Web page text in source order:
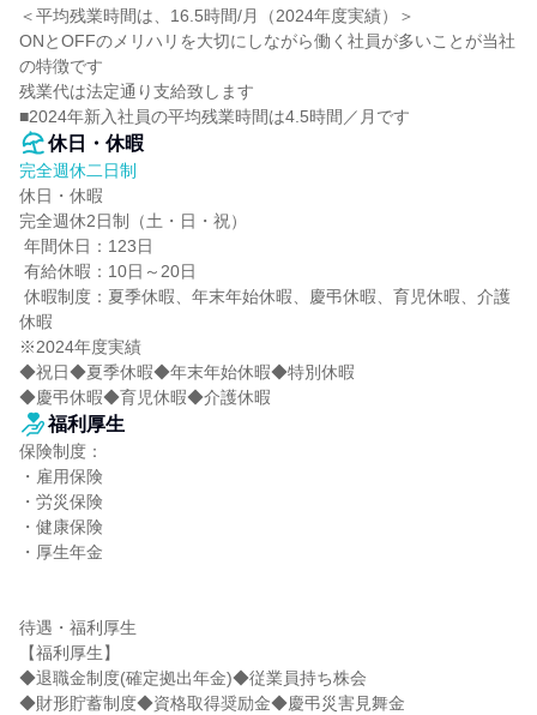
＜平均残業時間は、16.5時間/月（2024年度実績）＞
ONとOFFのメリハリを大切にしながら働く社員が多いことが当社
の特徴です
残業代は法定通り支給致します
■2024年新入社員の平均残業時間は4.5時間／月です
休日・休暇
完全週休二日制
休日・休暇
完全週休2日制（土・日・祝）
休暇
※2024年度実績
◆祝日◆夏季休暇◆年末年始休暇◆特別休暇
◆慶弔休暇◆育児休暇◆介護休暇
福利厚生
保険制度：
・雇用保険
・労災保険
・健康保険
・厚生年金
待遇・福利厚生
【福利厚生】
◆退職金制度(確定拠出年金)◆従業員持ち株会
◆財形貯蓄制度◆資格取得奨励金◆慶弔災害見舞金